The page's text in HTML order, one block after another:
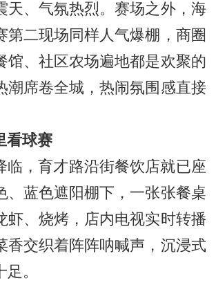
天、气氛热烈。赛场之外，海
第二现场同样人气爆棚，商圈
馆、社区农场遍地都是欢聚的
潮席卷全城，热闹氛围感直接
看球赛
临，育才路沿街餐饮店就已座
、蓝色遮阳棚下，一张张餐桌
虾、烧烤，店内电视实时转播
香交织着阵阵呐喊声，沉浸式
。